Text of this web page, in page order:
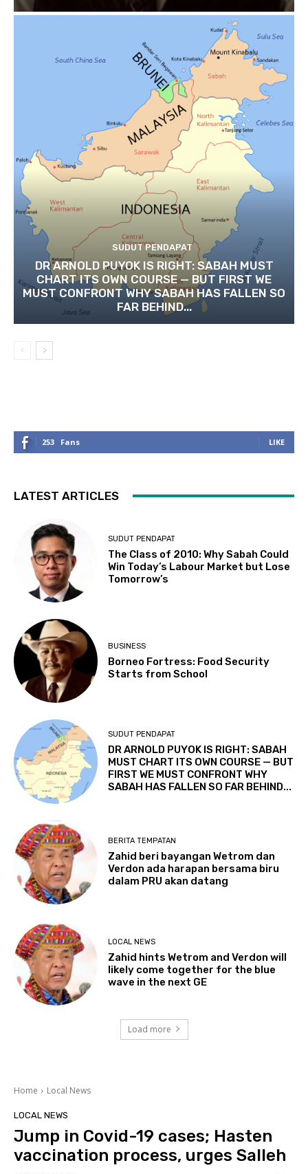
SUDUT PENDAPAT
DR ARNOLD PUYOK IS RIGHT: SABAH MUST
CHART ITS OWN COURSE — BUT FIRST WE
MUST CONFRONT WHY SABAH HAS FALLEN SO
FAR BEHIND...
253 Fans LIKE
LATEST ARTICLES
SUDUT PENDAPAT
The Class of 2010: Why Sabah Could
Win Today’s Labour Market but Lose
Tomorrow’s
BUSINESS
Borneo Fortress: Food Security
Starts from School
SUDUT PENDAPAT
DR ARNOLD PUYOK IS RIGHT: SABAH
MUST CHART ITS OWN COURSE — BUT
FIRST WE MUST CONFRONT WHY
SABAH HAS FALLEN SO FAR BEHIND...
BERITA TEMPATAN
Zahid beri bayangan Wetrom dan
Verdon ada harapan bersama biru
dalam PRU akan datang
LOCAL NEWS
Zahid hints Wetrom and Verdon will
likely come together for the blue
wave in the next GE
Load more